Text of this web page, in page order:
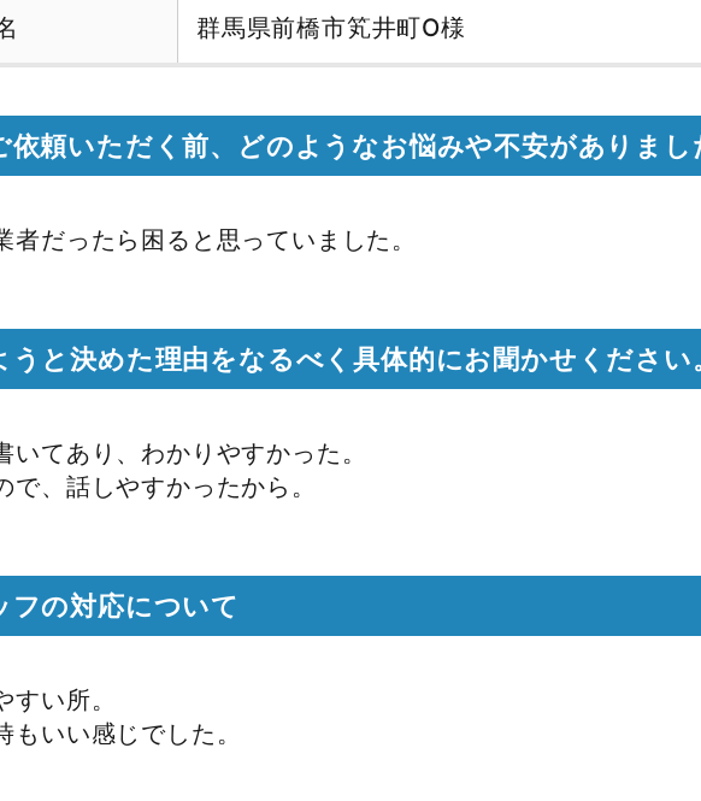
群馬県前橋市笂井町O様
依頼いただく前、どのようなお悩みや不安がありまし
者だったら困ると思っていました。
うと決めた理由をなるべく具体的にお聞かせください
いてあり、わかりやすかった。
、話しやすかったから。
フの対応について
い所。
いい感じでした。